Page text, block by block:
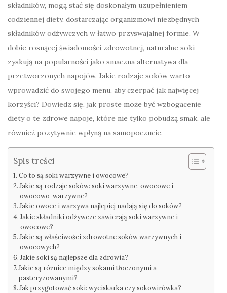
składników, mogą stać się doskonałym uzupełnieniem
codziennej diety, dostarczając organizmowi niezbędnych
składników odżywczych w łatwo przyswajalnej formie. W
dobie rosnącej świadomości zdrowotnej, naturalne soki
zyskują na popularności jako smaczna alternatywa dla
przetworzonych napojów. Jakie rodzaje soków warto
wprowadzić do swojego menu, aby czerpać jak najwięcej
korzyści? Dowiedz się, jak proste może być wzbogacenie
diety o te zdrowe napoje, które nie tylko pobudzą smak, ale
również pozytywnie wpłyną na samopoczucie.
Spis treści
Co to są soki warzywne i owocowe?
Jakie są rodzaje soków: soki warzywne, owocowe i
owocowo-warzywne?
Jakie owoce i warzywa najlepiej nadają się do soków?
Jakie składniki odżywcze zawierają soki warzywne i
owocowe?
Jakie są właściwości zdrowotne soków warzywnych i
owocowych?
Jakie soki są najlepsze dla zdrowia?
Jakie są różnice między sokami tłoczonymi a
pasteryzowanymi?
Jak przygotować soki: wyciskarka czy sokowirówka?